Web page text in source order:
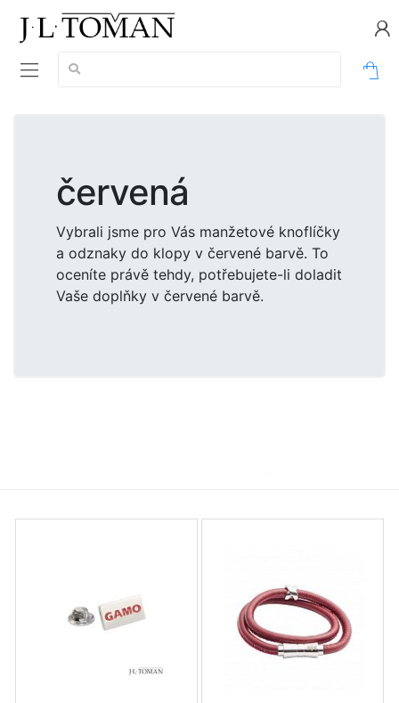
Vyhledávání:
červená
Vybrali jsme pro Vás manžetové knoflíčky
a odznaky do klopy v červené barvě. To
oceníte právě tehdy, potřebujete-li doladit
Vaše doplňky v červené barvě.